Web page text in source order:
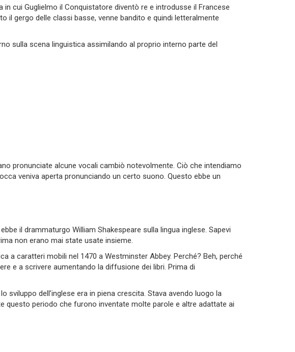
in cui Guglielmo il Conquistatore diventò re e introdusse il Francese
il gergo delle classi basse, venne bandito e quindi letteralmente
sulla scena linguistica assimilando al proprio interno parte del
pronunciate alcune vocali cambiò notevolmente. Ciò che intendiamo
veniva aperta pronunciando un certo suono. Questo ebbe un
il drammaturgo William Shakespeare sulla lingua inglese. Sapevi
non erano mai state usate insieme.
a caratteri mobili nel 1470 a Westminster Abbey. Perché? Beh, perché
e a scrivere aumentando la diffusione dei libri. Prima di
dell’inglese era in piena crescita. Stava avendo luogo la
questo periodo che furono inventate molte parole e altre adattate ai